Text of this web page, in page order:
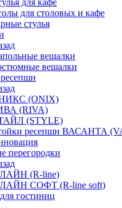
для кафе
для столовых и кафе
стулья
вешалки
вешалки
(ONIX)
(RIVA)
(STYLE)
ресепшн ВАСАНТА
перегородки
(R-line)
СОФТ (R-line soft)
гостиниц